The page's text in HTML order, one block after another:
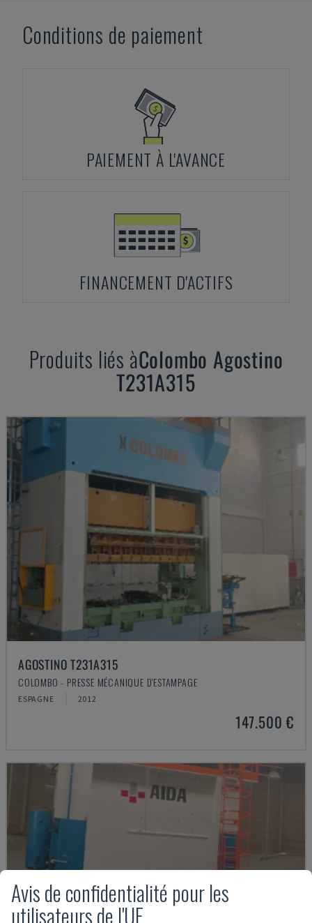
Conditions de paiement
PAIEMENT À L'AVANCE
FINANCEMENT D'ACTIFS
Produits liés àColombo Agostino
T231A315
AGOSTINO T231A315
COLOMBO - PRESSE MÉCANIQUE D'ESTAMPAGE
ESPAGNE 2012
147.500 €
Avis de confidentialité pour les
utilisateurs de l'UE